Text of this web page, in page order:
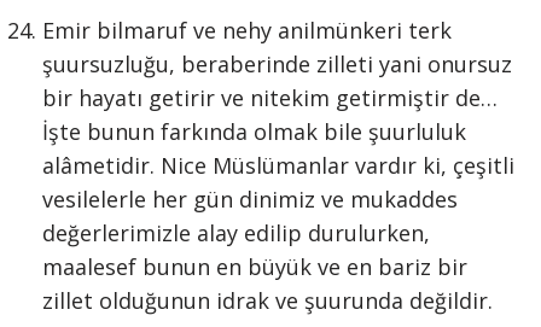
Emir bilmaruf ve nehy anilmünkeri terk
şuursuzluğu, beraberinde zilleti yani onursuz
bir hayatı getirir ve nitekim getirmiştir de…
İşte bunun farkında olmak bile şuurluluk
alâmetidir. Nice Müslümanlar vardır ki, çeşitli
vesilelerle her gün dinimiz ve mukaddes
değerlerimizle alay edilip durulurken,
maalesef bunun en büyük ve en bariz bir
zillet olduğunun idrak ve şuurunda değildir.